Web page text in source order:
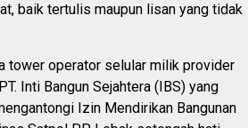
baik tertulis maupun lisan yang tidak
tower operator selular milik provider
Inti Bangun Sejahtera (IBS) yang
Izin Mendirikan Bangunan